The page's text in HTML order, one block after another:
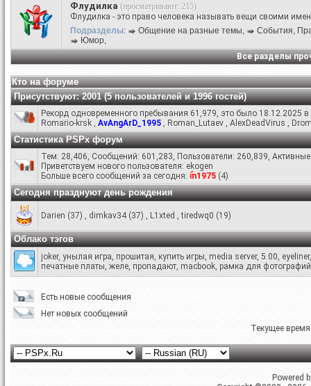
Флудилка (просматривают: 215)
Флудилка - это право человека называть вещи своими
Подразделы: Общение на разные темы,
События,
Юмор,
Все разделы
Кто на форуме
Присутствуют: 2001 (5 пользователей и 1996 гостей)
Рекорд одновременного пребывания 61,979, это было 18.12.2025 в
Romario-krsk , AvAngArD_1995 , Roman_Lutaev , AlexDeadVirus ,
Статистика PSPx форум
Тем: 28,406, Сообщений: 601,283, Пользователи: 260,839,
Приветствуем нового пользователя: ekogen
Больше всего сообщений за сегодня: in1975 (4)
Сегодня празднуют день рождения
Darien (37) , dimkav34 (37) , L1xted ,tiredwq0 (19)
Облако тэгов
joker, унылая игра, прошитая, купить игры, media server, 5.00, eyeliner
печатные платы, желе, пропадают, macbook, рамка для фотографий
Есть новые сообщения
Нет новых сообщений
Текущее
Powered